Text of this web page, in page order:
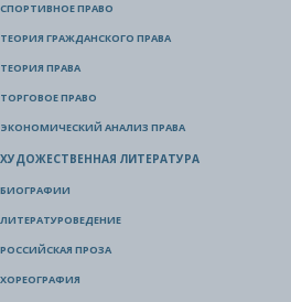
СПОРТИВНОЕ ПРАВО
ТЕОРИЯ ГРАЖДАНСКОГО ПРАВА
ТЕОРИЯ ПРАВА
ТОРГОВОЕ ПРАВО
ЭКОНОМИЧЕСКИЙ АНАЛИЗ ПРАВА
ХУДОЖЕСТВЕННАЯ ЛИТЕРАТУРА
БИОГРАФИИ
ЛИТЕРАТУРОВЕДЕНИЕ
РОССИЙСКАЯ ПРОЗА
ХОРЕОГРАФИЯ